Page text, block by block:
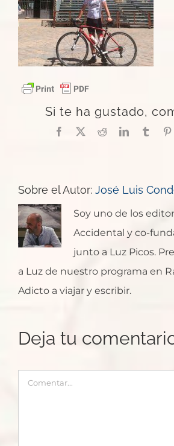
Si te ha gustado,
Facebook
X RedditLinkedInTumblr
Sobre el Autor: José Luis
Soy uno de los
Accidental y co-
junto a Luz Picos.
a Luz de nuestro programa en
Adicto a viajar y escribir.
Deja tu
Comentar